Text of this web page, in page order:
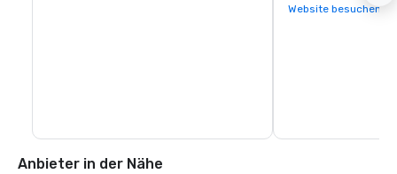
Website besuchen
Anbieter in der Nähe